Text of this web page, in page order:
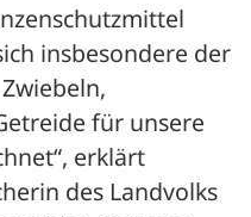
insbesondere der
für unsere
erklärt
des Landvolks